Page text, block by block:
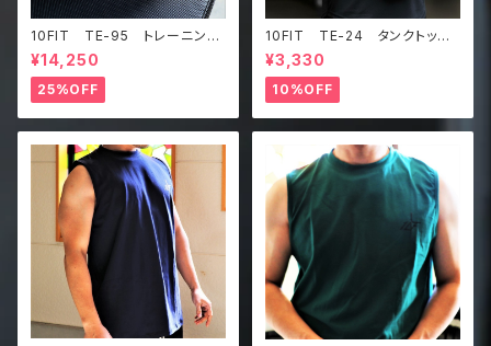
10FIT TE-95 トレーニング
ベルト リフティングベルト パ
ワーベルト レザー ワインレ
ッド lifting belt power b
elt
¥14,250
25%OFF
10FIT TE-24 タンクトッ
プ メッシュ ジムウェア トレ
ーニング 筋トレ 黒 Tankt
op
¥3,330
10%OFF